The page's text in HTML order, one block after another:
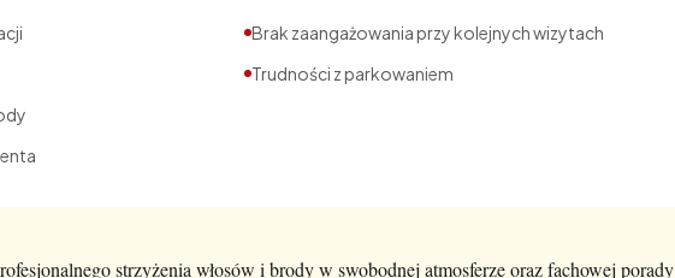
Brak zaangażowania przy kolejnych wizytach
Trudności z parkowaniem
strzyżenia włosów i brody w swobodnej atmosferze oraz fachowej porady